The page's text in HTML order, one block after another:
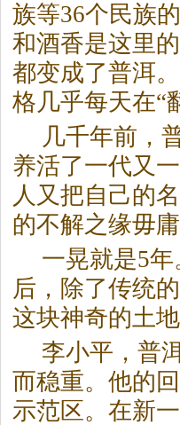
族等36个民族
和酒香是这里
都变成了普洱
格几乎每天在“
几千年前，
养活了一代又
人又把自己的
的不解之缘毋庸
一晃就是5
后，除了传统
这块神奇的土
李小平，普
而稳重。他的
示范区。在新